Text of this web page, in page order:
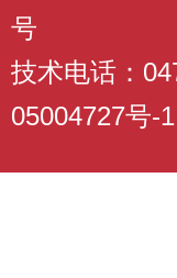
号
技术电话：
05004727号-1